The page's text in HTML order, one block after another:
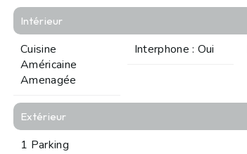
Intérieur
Cuisine
Américaine
Amenagée
Interphone : Oui
Extérieur
1 Parking